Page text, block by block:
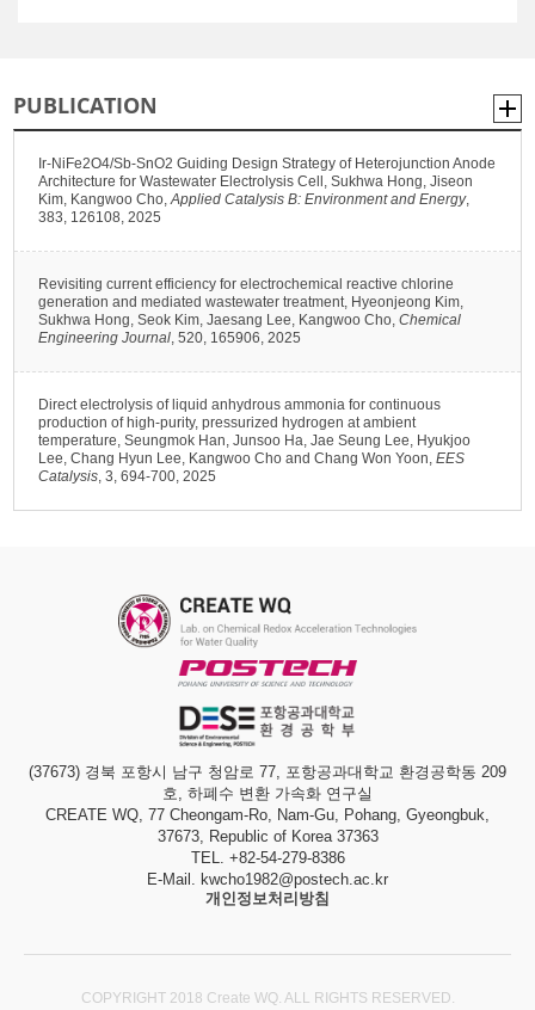
PUBLICATION
Ir-NiFe2O4/Sb-SnO2 Guiding Design Strategy of Heterojunction Anode
Architecture for Wastewater Electrolysis Cell, Sukhwa Hong, Jiseon
Kim, Kangwoo Cho,Applied Catalysis B: Environment and Energy,
383, 126108, 2025
Revisiting current efficiency for electrochemical reactive chlorine
generation and mediated wastewater treatment, Hyeonjeong Kim,
Sukhwa Hong, Seok Kim, Jaesang Lee, Kangwoo Cho,Chemical
Engineering Journal, 520, 165906, 2025
Direct electrolysis of liquid anhydrous ammonia for continuous
production of high-purity, pressurized hydrogen at ambient
temperature, Seungmok Han, Junsoo Ha, Jae Seung Lee, Hyukjoo
Lee, Chang Hyun Lee, Kangwoo Cho and Chang Won Yoon,EES
Catalysis, 3, 694-700, 2025
(37673) 경북 포항시 남구 청암로 77, 포항공과대학교 환경공학동 209
호, 하폐수 변환 가속화 연구실
CREATE WQ, 77 Cheongam-Ro, Nam-Gu, Pohang, Gyeongbuk,
37673, Republic of Korea 37363
TEL. +82-54-279-8386
E-Mail. kwcho1982@postech.ac.kr
개인정보처리방침
COPYRIGHT 2018 Create WQ. ALL RIGHTS RESERVED.